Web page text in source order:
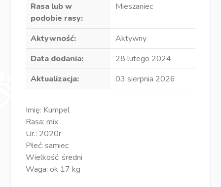
Rasa lub w
podobie rasy:
Mieszaniec
Aktywność:
Aktywny
Data dodania:
28 lutego 2024
Aktualizacja:
03 sierpnia 2026
Imię: Kumpel
Rasa: mix
Ur.: 2020r
Płeć: samiec
Wielkość: średni
Waga: ok 17 kg